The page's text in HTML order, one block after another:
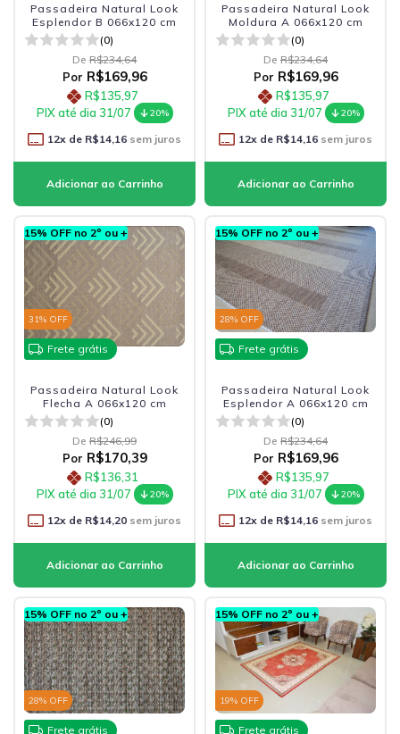
Passadeira Natural Look
Esplendor B 066x120 cm
(0)
De R$234,64
Por R$169,96
R$135,97
PIX até dia 31/07
20%
12x de R$14,16 sem juros
Passadeira Natural Look
Moldura A 066x120 cm
(0)
De R$234,64
Por R$169,96
R$135,97
PIX até dia 31/07
20%
12x de R$14,16 sem juros
15% OFF no 2º ou +
31% OFF
Frete grátis
Passadeira Natural Look
Flecha A 066x120 cm
(0)
De R$246,99
Por R$170,39
R$136,31
PIX até dia 31/07
20%
12x de R$14,20 sem juros
15% OFF no 2º ou +
28% OFF
Frete grátis
Passadeira Natural Look
Esplendor A 066x120 cm
(0)
De R$234,64
Por R$169,96
R$135,97
PIX até dia 31/07
20%
12x de R$14,16 sem juros
15% OFF no 2º ou +
28% OFF
Frete grátis
15% OFF no 2º ou +
19% OFF
Frete grátis